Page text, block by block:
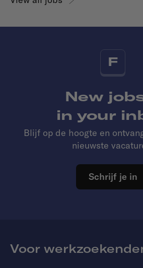
F
New
in your
Blijf op de hoogte en
nieuwste
Schrijf je in
Voor